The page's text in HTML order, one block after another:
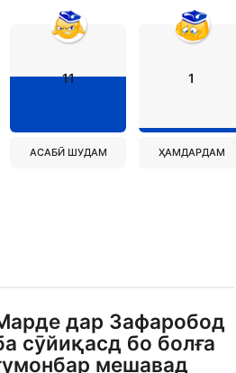
11
АСАБӢ ШУДАМ
1
ҲАМДАРДАМ
дар Зафаробод
сӯйиқасд бо болға
мешавад